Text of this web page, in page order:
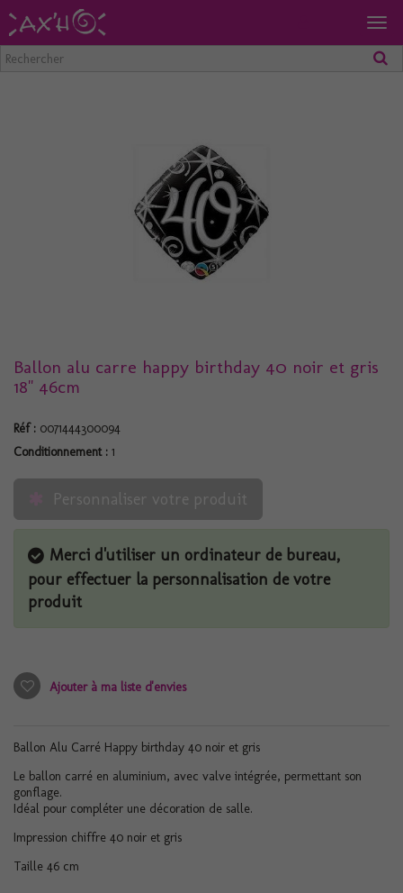
Ballon alu carre happy birthday 40 noir et gris
18" 46cm
Réf : 0071444300094
Conditionnement : 1
Personnaliser votre produit
Merci d'utiliser un ordinateur de bureau,
pour effectuer la personnalisation de votre
produit
Ajouter à ma liste d'envies
Ballon Alu Carré Happy birthday 40 noir et gris
Le ballon carré en aluminium, avec valve intégrée, permettant son
gonflage.
Idéal pour compléter une décoration de salle.
Impression chiffre 40 noir et gris
Taille 46 cm